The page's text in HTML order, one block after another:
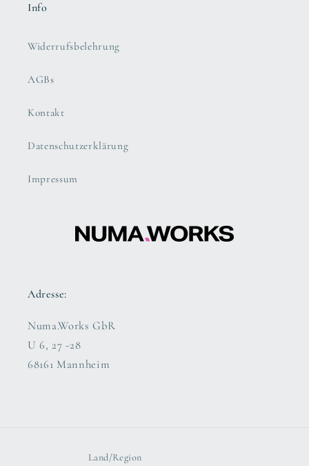
Info
Widerrufsbelehrung
AGBs
Kontakt
Datenschutzerklärung
Impressum
Adresse:
Numa.Works GbR
U 6, 27 -28
68161 Mannheim
Land/Region